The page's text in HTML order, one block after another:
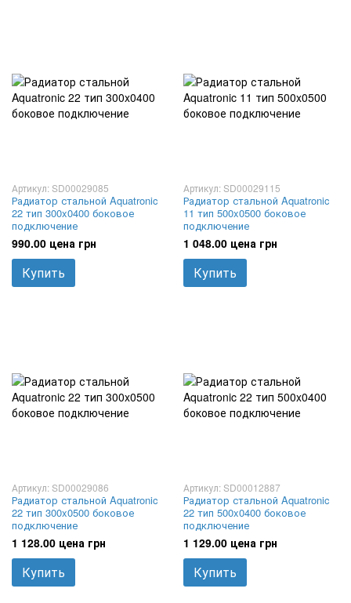
Артикул: SD00029085
Радиатор стальной Aquatronic
22 тип 300x0400 боковое
подключение
990.00 цена грн
Купить
Артикул: SD00029115
Радиатор стальной Aquatronic
11 тип 500x0500 боковое
подключение
1 048.00 цена грн
Купить
Артикул: SD00029086
Радиатор стальной Aquatronic
22 тип 300x0500 боковое
подключение
1 128.00 цена грн
Купить
Артикул: SD00012887
Радиатор стальной Aquatronic
22 тип 500x0400 боковое
подключение
1 129.00 цена грн
Купить